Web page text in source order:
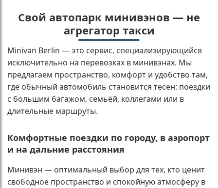
Свой автопарк минивэнов — не
агрегатор такси
Minivan Berlin — это сервис, специализирующийся
исключительно на перевозках в минивэнах. Мы
предлагаем пространство, комфорт и удобство там,
где обычный автомобиль становится тесен: поездки
с большим багажом, семьёй, коллегами или в
длительные маршруты.
Комфортные поездки по городу, в аэропорт
и на дальние расстояния
Минивэн — оптимальный выбор для тех, кто ценит
свободное пространство и спокойную атмосферу в